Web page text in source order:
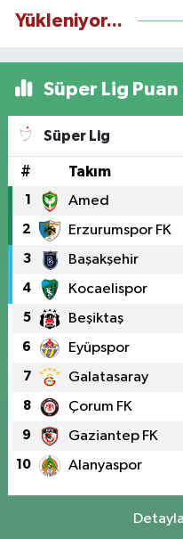
Yükleniyor...
Süper Lig
Süper Lig
# Takım
1 Amed
2 Erzurumspor FK
3 Başakşehir
4 Kocaelispor
5 Beşiktaş
6 Eyüpspor
7 Galatasaray
8 Çorum FK
9 Gaziantep FK
10 Alanyaspor